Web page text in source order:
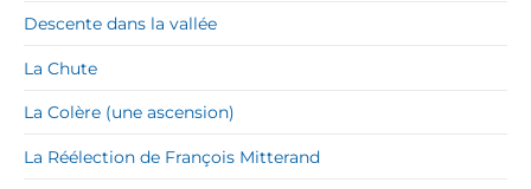
Descente dans la vallée
La Chute
La Colère (une ascension)
La Réélection de François Mitterand